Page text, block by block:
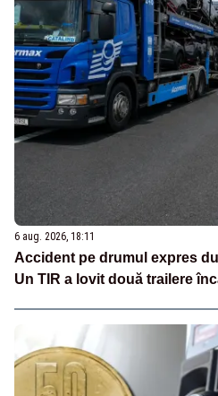
6 aug. 2026, 18:11
Accident pe drumul expres
Un TIR a lovit două trailere